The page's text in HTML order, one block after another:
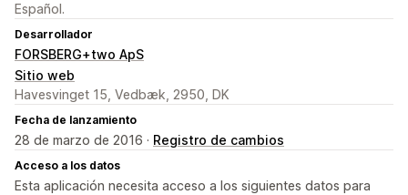
Español.
Desarrollador
FORSBERG+two ApS
Sitio web
Havesvinget 15, Vedbæk, 2950, DK
Fecha de lanzamiento
28 de marzo de 2016 · Registro de cambios
Acceso a los datos
Esta aplicación necesita acceso a los siguientes datos para